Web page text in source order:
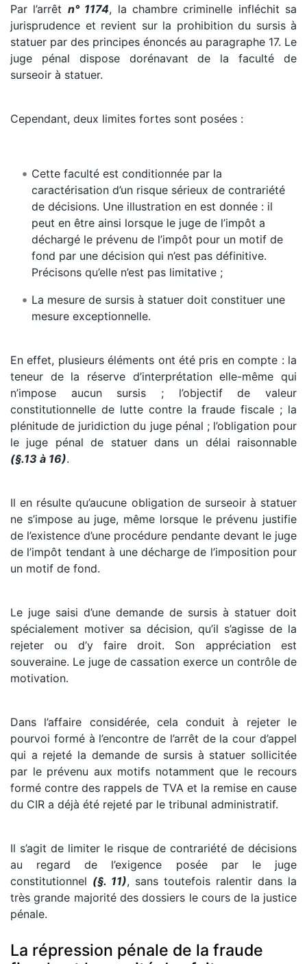
Par l’arrêt n° 1174, la chambre criminelle infléchit sa
jurisprudence et revient sur la prohibition du sursis à
statuer par des principes énoncés au paragraphe 17. Le
juge pénal dispose dorénavant de la faculté de
surseoir à statuer.
Cependant, deux limites fortes sont posées :
Cette faculté est conditionnée par la
caractérisation d’un risque sérieux de contrariété
de décisions. Une illustration en est donnée : il
peut en être ainsi lorsque le juge de l’impôt a
déchargé le prévenu de l’impôt pour un motif de
fond par une décision qui n’est pas définitive.
Précisons qu’elle n’est pas limitative ;
La mesure de sursis à statuer doit constituer une
mesure exceptionnelle.
En effet, plusieurs éléments ont été pris en compte : la
teneur de la réserve d’interprétation elle-même qui
n’impose aucun sursis ; l’objectif de valeur
constitutionnelle de lutte contre la fraude fiscale ; la
plénitude de juridiction du juge pénal ; l’obligation pour
le juge pénal de statuer dans un délai raisonnable
(§.13 à 16).
Il en résulte qu’aucune obligation de surseoir à statuer
ne s’impose au juge, même lorsque le prévenu justifie
de l’existence d’une procédure pendante devant le juge
de l’impôt tendant à une décharge de l’imposition pour
un motif de fond.
Le juge saisi d’une demande de sursis à statuer doit
spécialement motiver sa décision, qu’il s’agisse de la
rejeter ou d’y faire droit. Son appréciation est
souveraine. Le juge de cassation exerce un contrôle de
motivation.
Dans l’affaire considérée, cela conduit à rejeter le
pourvoi formé à l’encontre de l’arrêt de la cour d’appel
qui a rejeté la demande de sursis à statuer sollicitée
par le prévenu aux motifs notamment que le recours
formé contre des rappels de TVA et la remise en cause
du CIR a déjà été rejeté par le tribunal administratif.
Il s’agit de limiter le risque de contrariété de décisions
au regard de l’exigence posée par le juge
constitutionnel (§. 11), sans toutefois ralentir dans la
très grande majorité des dossiers le cours de la justice
pénale.
La répression pénale de la fraude